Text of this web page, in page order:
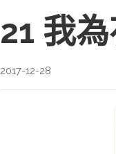
21 我
2017-12-28